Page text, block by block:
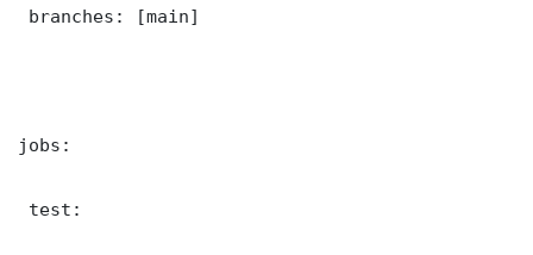
branches: [main]
jobs:
test: